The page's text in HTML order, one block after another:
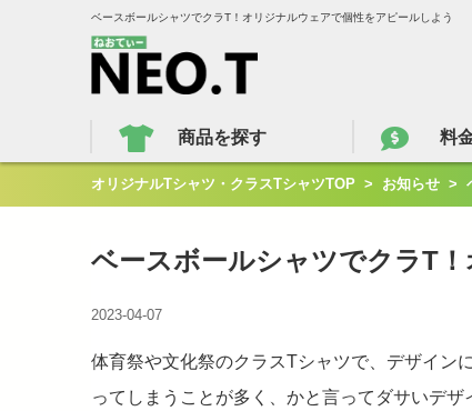
ベースボールシャツでクラT！オリジナルウェアで個性をアピールしよう
商品を探す 料
オリジナルTシャツ・クラスTシャツTOP > お知らせ >
ベースボールシャツでクラT
2023-04-07
体育祭や文化祭のクラスTシャツで、デザイン
ってしまうことが多く、かと言ってダサいデ